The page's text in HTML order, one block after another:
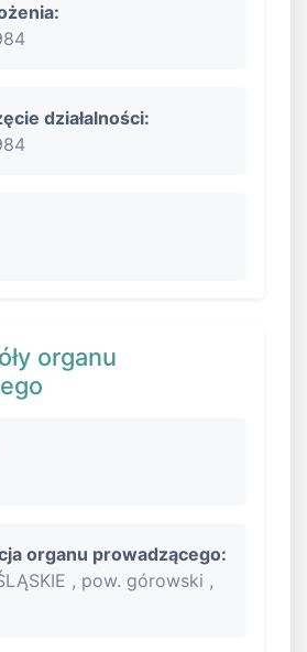
działalności:
organu
organu prowadzącego:
, pow. górowski ,